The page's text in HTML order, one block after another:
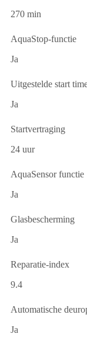
270 min
AquaStop-functie
Ja
Uitgestelde start
Ja
Startvertraging
24 uur
AquaSensor functie
Ja
Glasbescherming
Ja
Reparatie-index
9.4
Automatische
Ja